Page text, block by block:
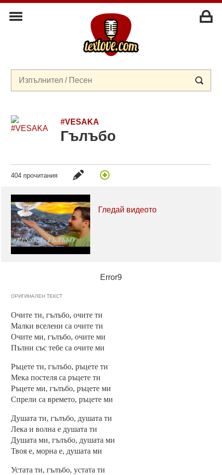
#VESAKA
Гълъбо
404 прочитания
Гледай видеото
Error9
ОРИГИНАЛЕН ТЕКСТ
Очите ти, гълъбо, очите ти
Малки вселени са очите ти
Очите ми, гълъбо, очите ми
Пълни със тебе са очите ми
Ръцете ти, гълъбо, ръцете ти
Мека постеля са ръцете ти
Ръцете ми, гълъбо, ръцете ми
Спрели са времето, ръцете ми
Душата ти, гълъбо, душата ти
Лека и волна е душата ти
Душата ми, гълъбо, душата ми
Твоя е, морна е, душата ми
Устата ти, гълъбо, устата ти